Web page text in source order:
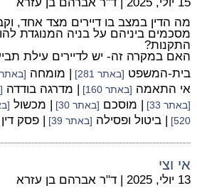
מה הדין במצב בו דיירים מצד אחד,
מסכמים ביניהם על בניה המנוגדת
התקנות?
האם במקרה זה- יש לדיירים עילת
בית-המשפט [באתר 281] | מומחה [באתר 67]
אי התאמה [באתר 160] | מדרגה בודדה
[באתר 33] | מוסכם [באתר 30] | מכשול
520]
| ביטול ופסילה [באתר 39] | פסק דין
אי וצי
13 יולי, 2025 | ד"ר אברהם בן עזרא